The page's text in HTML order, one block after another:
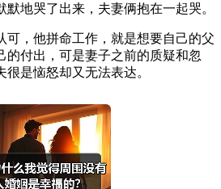
地哭了出来，夫妻俩抱在一起哭。
可，他拼命工作，就是想要自己的父
的付出，可是妻子之前的质疑和忽
是恼怒却又无法表达。